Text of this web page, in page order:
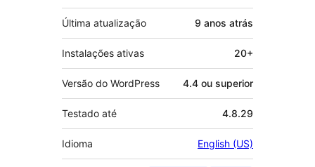
Última atualização 9 anos atrás
Instalações ativas 20+
Versão do WordPress 4.4 ou superior
Testado até 4.8.29
Idioma English (US)